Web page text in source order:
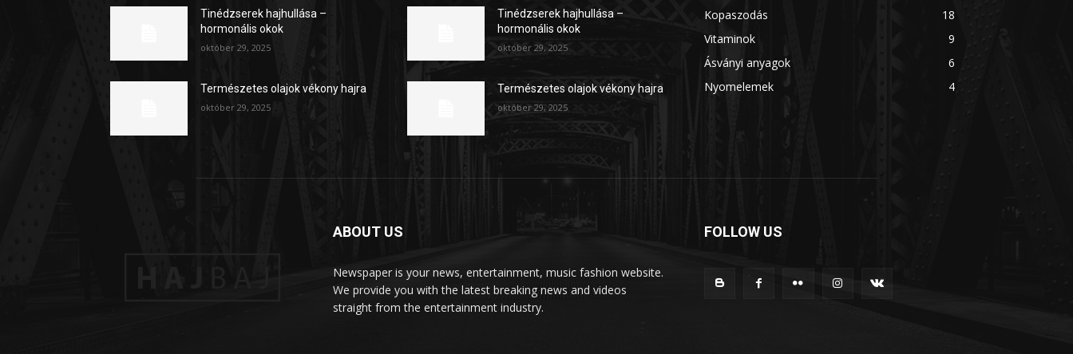
Tinédzserek hajhullása –
hormonális okok
október 29, 2025
Természetes olajok vékony hajra
október 29, 2025
Tinédzserek hajhullása –
hormonális okok
október 29, 2025
Természetes olajok vékony hajra
október 29, 2025
Kopaszodás
18
Vitaminok
9
Ásványi anyagok
6
Nyomelemek
4
ABOUT US
Newspaper is your news, entertainment, music fashion website.
We provide you with the latest breaking news and videos
straight from the entertainment industry.
FOLLOW US